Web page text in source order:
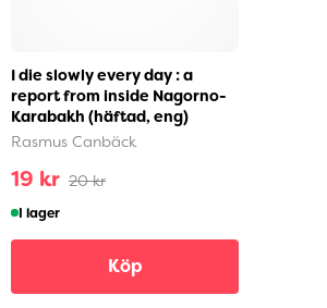
I die slowly every day : a
report from inside Nagorno-
Karabakh (häftad, eng)
Rasmus Canbäck
19 kr 20 kr
I lager
Köp